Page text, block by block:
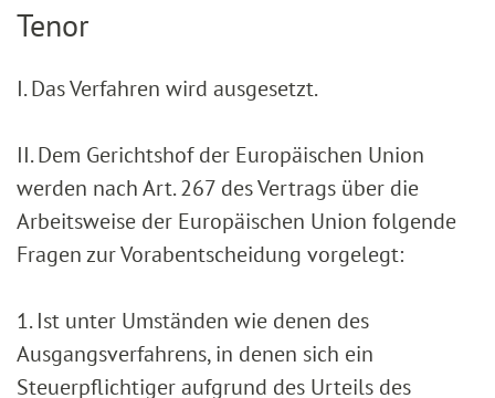
Tenor
I. Das Verfahren wird ausgesetzt.
II. Dem Gerichtshof der Europäischen Union
werden nach Art. 267 des Vertrags über die
Arbeitsweise der Europäischen Union folgende
Fragen zur Vorabentscheidung vorgelegt:
1. Ist unter Umständen wie denen des
Ausgangsverfahrens, in denen sich ein
Steuerpflichtiger aufgrund des Urteils des